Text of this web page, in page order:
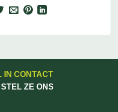
IN CONTACT
ZE ONS